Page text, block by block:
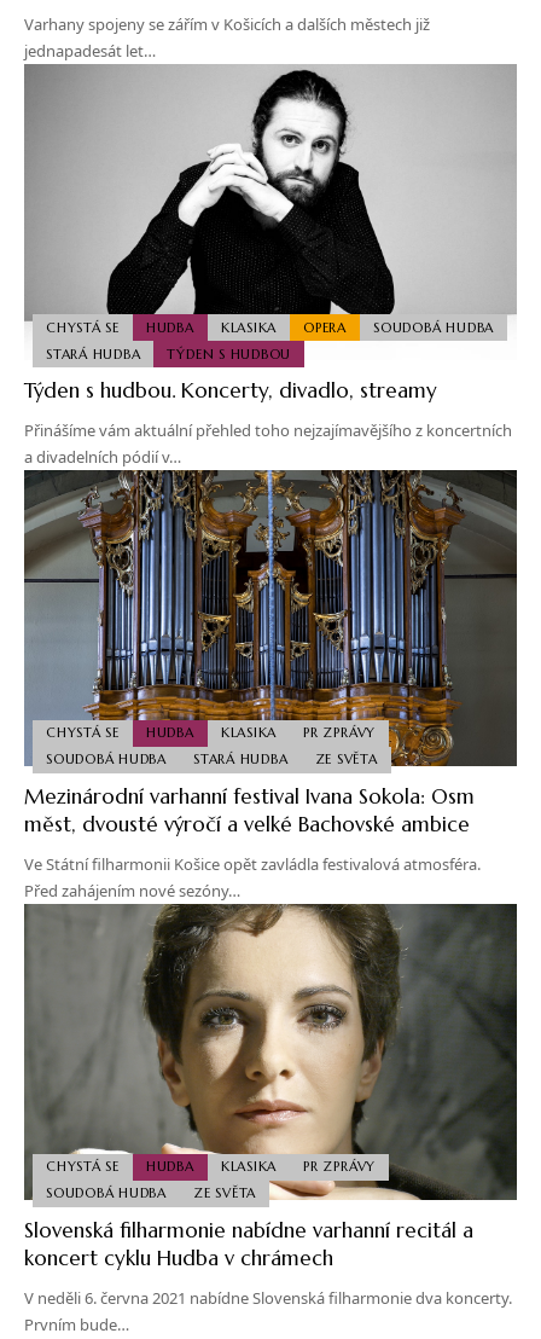
Varhany spojeny se zářím v Košicích a dalších městech již
jednapadesát let…
CHYSTÁ SE HUDBA KLASIKA OPERA
SOUDOBÁ HUDBA
STARÁ HUDBA
TÝDEN S HUDBOU
Týden s hudbou. Koncerty, divadlo, streamy
Přinášíme vám aktuální přehled toho nejzajímavějšího z koncertních
a divadelních pódií v…
CHYSTÁ SE HUDBA KLASIKA
PR ZPRÁVY
SOUDOBÁ HUDBA
STARÁ HUDBA ZE SVĚTA
Mezinárodní varhanní festival Ivana Sokola: Osm
měst, dvousté výročí a velké Bachovské ambice
Ve Státní filharmonii Košice opět zavládla festivalová atmosféra.
Před zahájením nové sezóny…
CHYSTÁ SE HUDBA KLASIKA
PR ZPRÁVY
SOUDOBÁ HUDBA
ZE SVĚTA
Slovenská filharmonie nabídne varhanní recitál a
koncert cyklu Hudba v chrámech
V neděli 6. června 2021 nabídne Slovenská filharmonie dva koncerty.
Prvním bude…